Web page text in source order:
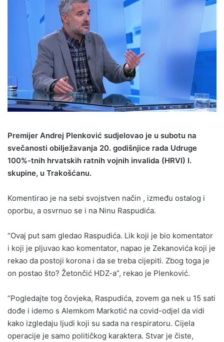
Premijer Andrej Plenković sudjelovao je u subotu na
svečanosti obilježavanja 20. godišnjice rada Udruge
100%-tnih hrvatskih ratnih vojnih invalida (HRVI) I.
skupine, u Trakošćanu.
Komentirao je na sebi svojstven način , između ostalog i
oporbu, a osvrnuo se i na Ninu Raspudića.
“Ovaj put sam gledao Raspudića. Lik koji je bio komentator
i koji je pljuvao kao komentator, napao je Zekanovića koji je
rekao da postoji korona i da se treba cijepiti. Zbog toga je
on postao što? Žetončić HDZ-a”, rekao je Plenković.
“Pogledajte tog čovjeka, Raspudića, zovem ga nek u 15 sati
dođe i idemo s Alemkom Markotić na covid-odjel da vidi
kako izgledaju ljudi koji su sada na respiratoru. Cijela
operacije je samo političkog karaktera. Stvar je čiste,